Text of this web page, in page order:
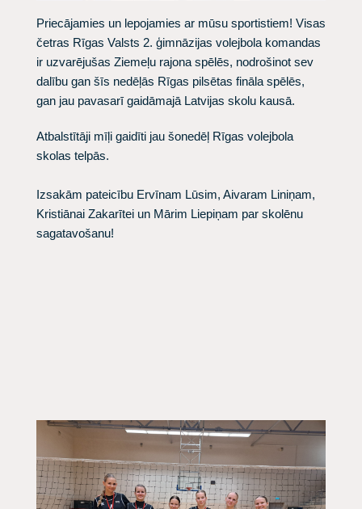
Priecājamies un lepojamies ar mūsu sportistiem! Visas
četras Rīgas Valsts 2. ģimnāzijas volejbola komandas
ir uzvarējušas Ziemeļu rajona spēlēs, nodrošinot sev
dalību gan šīs nedēļās Rīgas pilsētas fināla spēlēs,
gan jau pavasarī gaidāmajā Latvijas skolu kausā.
Atbalstītāji mīļi gaidīti jau šonedēļ Rīgas volejbola
skolas telpās.
Izsakām pateicību Ervīnam Lūsim, Aivaram Liniņam,
Kristiānai Zakarītei un Mārim Liepiņam par skolēnu
sagatavošanu!